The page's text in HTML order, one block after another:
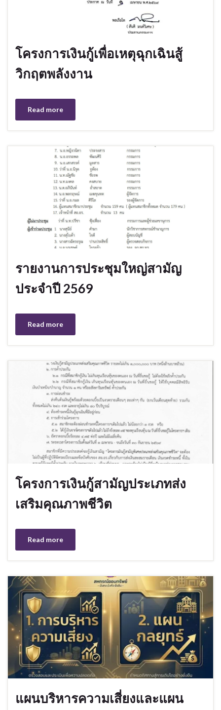
โครงการเงินกู้เพื่อเหตุฉุกเฉินสู้
วิกฤตพลังงาน
Read more
รายงานการประชุมใหญ่สามัญ
ประจำปี 2569
Read more
โครงการเงินกู้สามัญประเภทส่ง
เสริมคุณภาพชีวิต
Read more
แผนบริหารความเสี่ยงและแผน